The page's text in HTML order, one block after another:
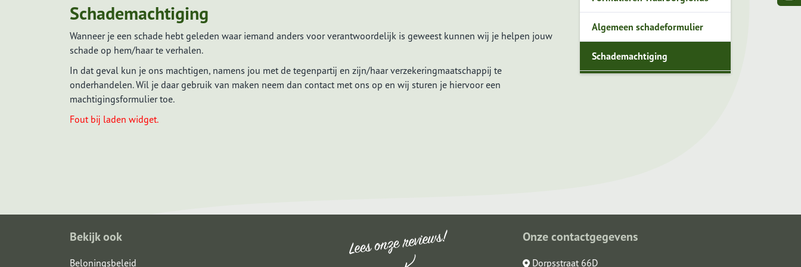
Vergelijkingskaart
Vergelijkingskaart hypotheek
Vergelijkingskaart risico's afdekken
Vergelijkingskaart vermogen
opbouwen
Schademachtiging
Wanneer je een schade hebt geleden waar iemand anders voor verantwoordelijk is geweest kunnen wij je helpen jouw
schade op hem/haar te verhalen.
In dat geval kun je ons machtigen, namens jou met de tegenpartij en zijn/haar verzekeringmaatschappij te
onderhandelen. Wil je daar gebruik van maken neem dan contact met ons op en wij sturen je hiervoor een
machtigingsformulier toe.
Fout bij laden widget.
Algemeen schadeformulier
Schademachtiging
Bekijk ook
Beloningsbeleid
Onze contactgegevens
Dorpsstraat 66D